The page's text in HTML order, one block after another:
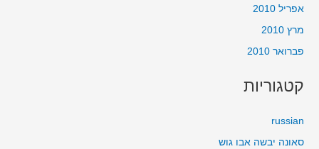
אפריל 2010
מרץ 2010
פברואר 2010
קטגוריות
russian
סאונה יבשה אבו גוש